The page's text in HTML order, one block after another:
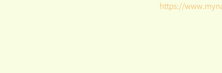
https://